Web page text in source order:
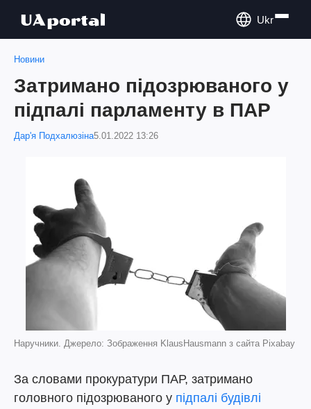
Ukr
Новини
Затримано підозрюваного у
підпалі парламенту в ПАР
Дар'я Подхалюзіна5.01.2022 13:26
Наручники. Джерело: Зображення KlausHausmann з сайта Pixabay
За словами прокуратури ПАР, затримано
головного підозрюваного у підпалі будівлі